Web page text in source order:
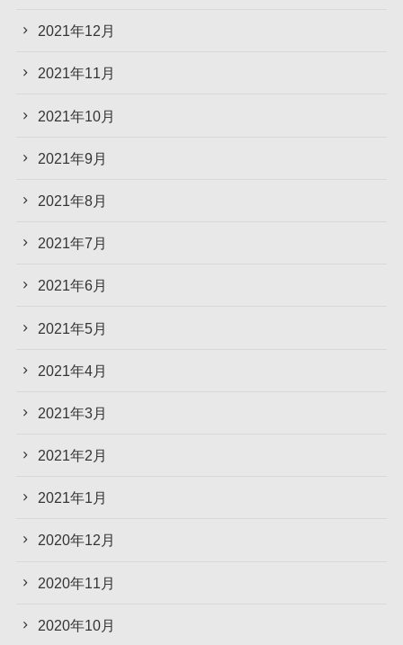
2021年12月
2021年11月
2021年10月
2021年9月
2021年8月
2021年7月
2021年6月
2021年5月
2021年4月
2021年3月
2021年2月
2021年1月
2020年12月
2020年11月
2020年10月